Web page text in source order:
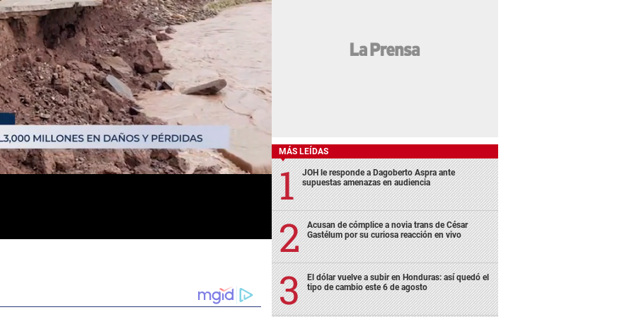
MÁS LEÍDAS
JOH le responde a Dagoberto Aspra ante
supuestas amenazas en audiencia
Acusan de cómplice a novia trans de César
Gastélum por su curiosa reacción en vivo
El dólar vuelve a subir en Honduras: así quedó el
tipo de cambio este 6 de agosto